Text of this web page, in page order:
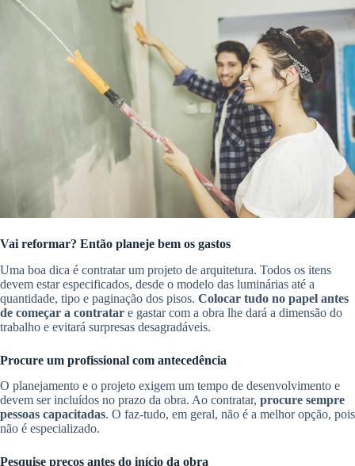
Vai reformar? Então planeje bem os gastos
Uma boa dica é contratar um projeto de arquitetura. Todos os itens
devem estar especificados, desde o modelo das luminárias até a
quantidade, tipo e paginação dos pisos. Colocar tudo no papel antes
de começar a contratar e gastar com a obra lhe dará a dimensão do
trabalho e evitará surpresas desagradáveis.
Procure um profissional com antecedência
O planejamento e o projeto exigem um tempo de desenvolvimento e
devem ser incluídos no prazo da obra. Ao contratar, procure sempre
pessoas capacitadas. O faz-tudo, em geral, não é a melhor opção, pois
não é especializado.
Pesquise preços antes do início da obra